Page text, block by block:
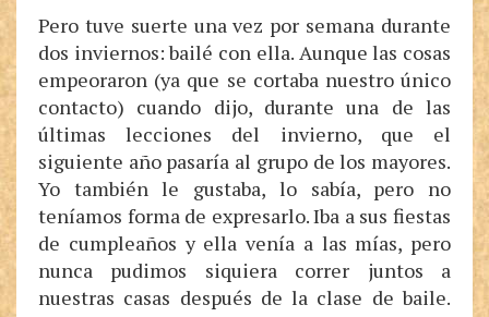
Pero tuve suerte una vez por semana durante
dos inviernos: bailé con ella. Aunque las cosas
empeoraron (ya que se cortaba nuestro único
contacto) cuando dijo, durante una de las
últimas lecciones del invierno, que el
siguiente año pasaría al grupo de los mayores.
Yo también le gustaba, lo sabía, pero no
teníamos forma de expresarlo. Iba a sus fiestas
de cumpleaños y ella venía a las mías, pero
nunca pudimos siquiera correr juntos a
nuestras casas después de la clase de baile.